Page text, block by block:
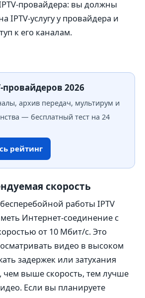
провайдера: вы должны
IPTV-услугу у провайдера и
к его каналам.
провайдеров 2026
архив передач, мультирум и
— бесплатный тест на 24
рейтинг
скорость
работы IPTV
Интернет-соединение с
от 10 Мбит/с. Это
видео в высоком
задержек или затухания
чем выше скорость, тем лучше
Если вы планируете